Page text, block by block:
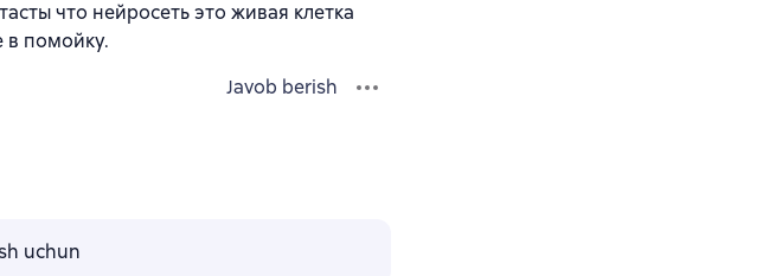
что нейросеть это живая клетка
в помойку.
Javob berish
uchun